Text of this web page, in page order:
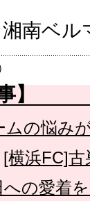
南ベル
】
ムの悩み
[横浜FC]
への愛着